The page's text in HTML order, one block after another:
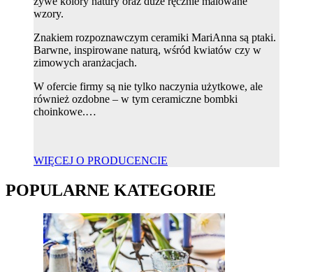
wzory.
Znakiem rozpoznawczym ceramiki MariAnna są ptaki.
Barwne, inspirowane naturą, wśród kwiatów czy w
zimowych aranżacjach.
W ofercie firmy są nie tylko naczynia użytkowe, ale
również ozdobne – w tym ceramiczne bombki
choinkowe.…
WIĘCEJ O PRODUCENCIE
POPULARNE KATEGORIE